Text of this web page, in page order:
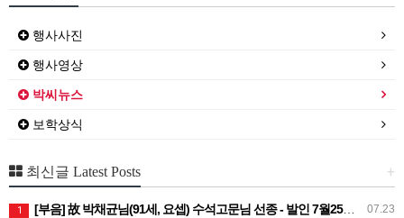
행사사진
행사영상
박씨뉴스
보학상식
+
최신글 Latest Posts
07.23
1 [부음] 故 박채균님(91세, 요셉) 수석고문님 선종 - 발인 7월25일 (토) 05시